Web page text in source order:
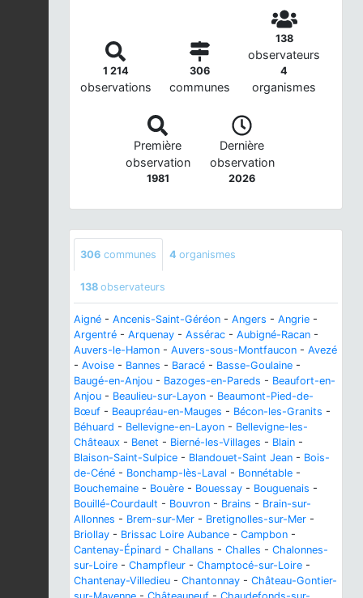
1 214
observations
306
communes
138
observateurs
4
organismes
Première
observation
1981
Dernière
observation
2026
306 communes 4 organismes
138 observateurs
Aigné - Ancenis-Saint-Géréon - Angers - Angrie -
Argentré - Arquenay - Assérac - Aubigné-Racan -
Auvers-le-Hamon - Auvers-sous-Montfaucon - Avezé
- Avoise - Bannes - Baracé - Basse-Goulaine -
Baugé-en-Anjou - Bazoges-en-Pareds - Beaufort-en-
Anjou - Beaulieu-sur-Layon - Beaumont-Pied-de-
Bœuf - Beaupréau-en-Mauges - Bécon-les-Granits -
Béhuard - Bellevigne-en-Layon - Bellevigne-les-
Châteaux - Benet - Bierné-les-Villages - Blain -
Blaison-Saint-Sulpice - Blandouet-Saint Jean - Bois-
de-Céné - Bonchamp-lès-Laval - Bonnétable -
Bouchemaine - Bouère - Bouessay - Bouguenais -
Bouillé-Courdault - Bouvron - Brains - Brain-sur-
Allonnes - Brem-sur-Mer - Bretignolles-sur-Mer -
Briollay - Brissac Loire Aubance - Campbon -
Cantenay-Épinard - Challans - Challes - Chalonnes-
sur-Loire - Champfleur - Champtocé-sur-Loire -
Chantenay-Villedieu - Chantonnay - Château-Gontier-